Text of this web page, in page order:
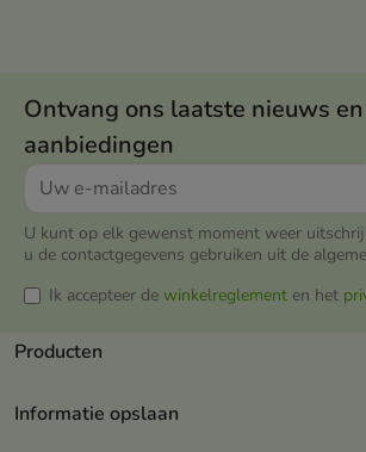
Ontvang ons laatste nieuws en
aanbiedingen
U kunt op elk gewenst moment weer
u de contactgegevens gebruiken uit de
Ik accepteer de winkelreglement en het
Producten
Informatie opslaan